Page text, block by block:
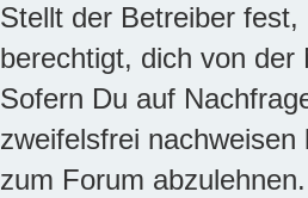
Stellt der Betreiber
berechtigt, dich von
Sofern Du auf
zweifelsfrei
zum Forum abzulehnen.